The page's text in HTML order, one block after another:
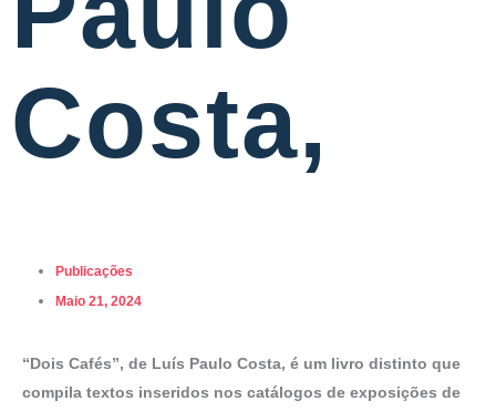
Costa,
Publicações
Maio 21, 2024
“Dois Cafés”, de Luís Paulo Costa, é um livro distinto que
compila textos inseridos nos catálogos de exposições de